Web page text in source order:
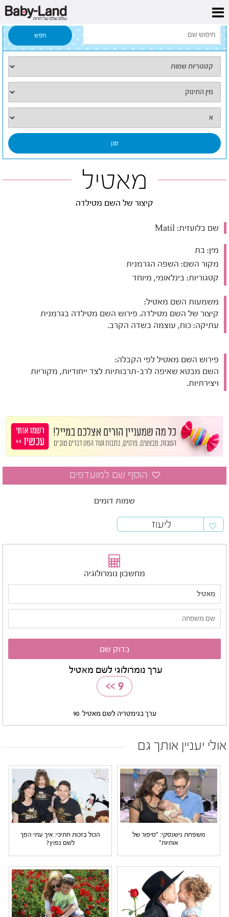
דף הבית
מאטיל
קיצור של השם מטילדה
שם בלועזית:
מין: בת
מקור השם: השפה הגרמנית
קטגוריות: בינלאומי, מיוחד
משמעות השם מאטיל:
קיצור של השם מטילדה. פירוש השם מטילדה בגרמנית
עתיקה: כוח, עוצמה בשדה הקרב.
פירוש השם מאטיל לפי הקבלה:
השם מבטא שאיפה לרב-תרבותיות לצד ייחודיות, מקוריות
ויצירתיות.
שמות דומים
ליעוז
מחשבון נומרולוגיה
ערך נומרולוגי לשם מאטיל
9
>>
ערך בגימטריה לשם מאטיל 90
אולי יעניין אותך גם
משפחת נישנסקי: "סיפור של
אותיות"
הכול בזכות חתיכי: איך עתי הפך
לשם נפוץ?